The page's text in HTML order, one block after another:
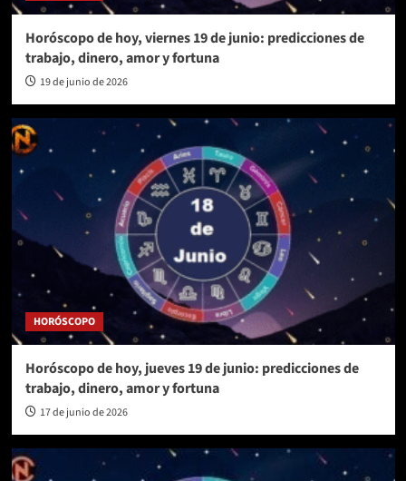
Horóscopo de hoy, viernes 19 de junio: predicciones de
trabajo, dinero, amor y fortuna
19 de junio de 2026
HORÓSCOPO
Horóscopo de hoy, jueves 19 de junio: predicciones de
trabajo, dinero, amor y fortuna
17 de junio de 2026